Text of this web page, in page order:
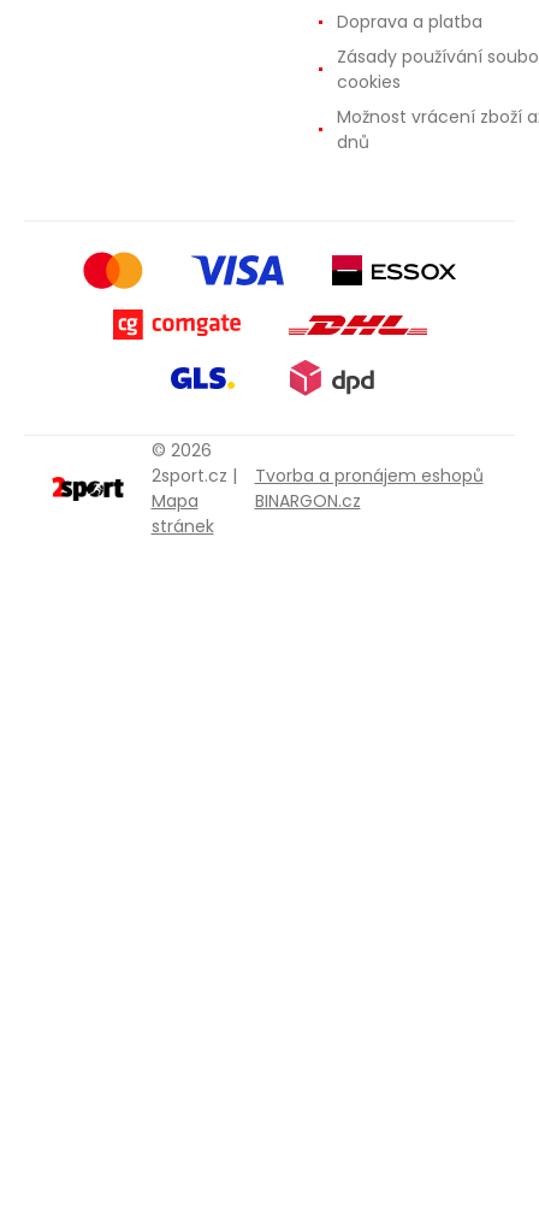
Doprava a platba
Zásady používání
cookies
Možnost vrácení zboží
dnů
© 2026
2sport.cz |
Mapa
stránek
Tvorba a pronájem eshopů
BINARGON.cz